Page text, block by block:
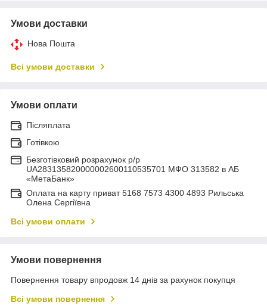
Умови доставки
Нова Пошта
Всі умови доставки
Умови оплати
Післяплата
Готівкою
Безготівковий розрахунок р/р
UA283135820000002600110535701 МФО 313582 в АБ
«МетаБанк»
Оплата на карту приват 5168 7573 4300 4893 Рильська
Олена Сергіївна
Всі умови оплати
Умови повернення
Повернення товару впродовж 14 днів за рахунок покупця
Всі умови повернення